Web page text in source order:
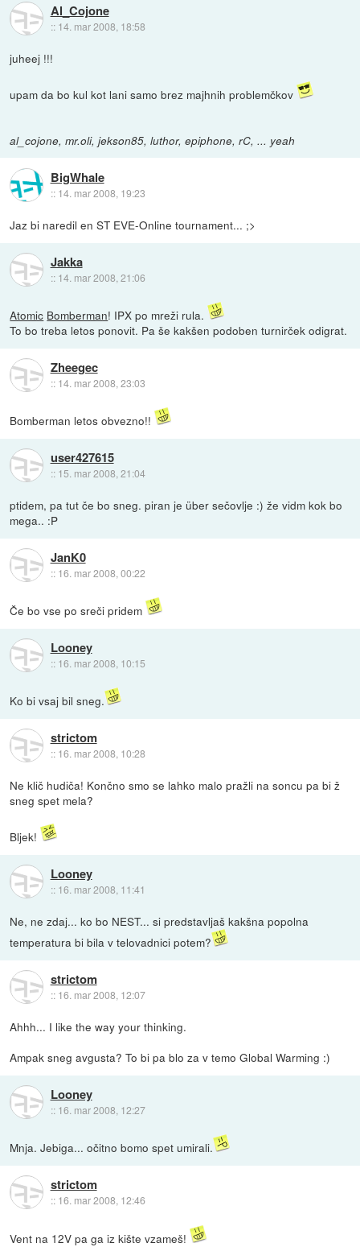
Al_Cojone
:: 14. mar 2008, 18:58
juheej !!!
upam da bo kul kot lani samo brez majhnih problemčkov
al_cojone, mr.oli, jekson85, luthor, epiphone, rC, ... yeah
BigWhale
:: 14. mar 2008, 19:23
Jaz bi naredil en ST EVE-Online tournament... ;>
Jakka
:: 14. mar 2008, 21:06
Atomic Bomberman! IPX po mreži rula.
To bo treba letos ponovit. Pa še kakšen podoben turnirček odigrat.
Zheegec
:: 14. mar 2008, 23:03
Bomberman letos obvezno!!
user427615
:: 15. mar 2008, 21:04
ptidem, pa tut če bo sneg. piran je über sečovlje :) že vidm kok bo
mega.. :P
JanK0
:: 16. mar 2008, 00:22
Če bo vse po sreči pridem
Looney
:: 16. mar 2008, 10:15
Ko bi vsaj bil sneg.
strictom
:: 16. mar 2008, 10:28
Ne klič hudiča! Končno smo se lahko malo pražli na soncu pa bi ž
sneg spet mela?
Bljek!
Looney
:: 16. mar 2008, 11:41
Ne, ne zdaj... ko bo NEST... si predstavljaš kakšna popolna
temperatura bi bila v telovadnici potem?
strictom
:: 16. mar 2008, 12:07
Ahhh... I like the way your thinking.
Ampak sneg avgusta? To bi pa blo za v temo Global Warming :)
Looney
:: 16. mar 2008, 12:27
Mnja. Jebiga... očitno bomo spet umirali.
strictom
:: 16. mar 2008, 12:46
Vent na 12V pa ga iz kište vzameš!